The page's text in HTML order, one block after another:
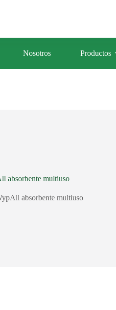
Nosotros Productos
absorbente multiuso
absorbente multiuso